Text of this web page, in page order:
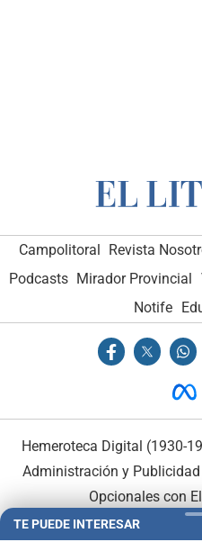
Campolitoral Revista
Podcasts Mirador Provincial
Notife
Hemeroteca Digital (1930-
Administración y Publicidad
Opcionales con
TE PUEDE INTERESAR